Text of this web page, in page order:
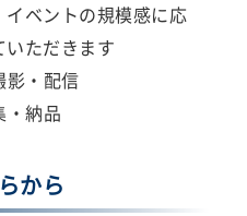
ベントの規模感に応
いただきます
影・配信
・納品
から